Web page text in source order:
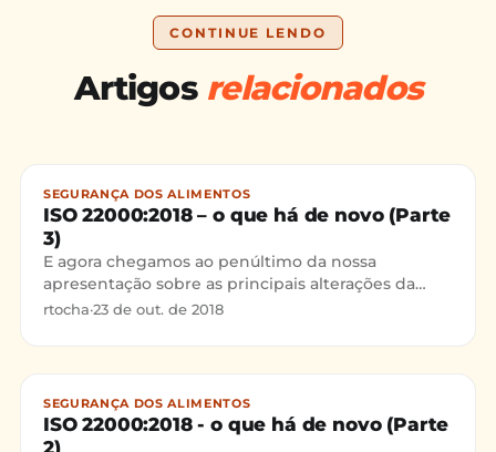
CONTINUE LENDO
Artigos relacionados
SEGURANÇA DOS ALIMENTOS
ISO 22000:2018 – o que há de novo (Parte
3)
E agora chegamos ao penúltimo da nossa
apresentação sobre as principais alterações da
atualização ISO 22000. Hoje iremos comentar sobre
rtocha·23 de out. de 2018
SEGURANÇA DOS ALIMENTOS
ISO 22000:2018 - o que há de novo (Parte